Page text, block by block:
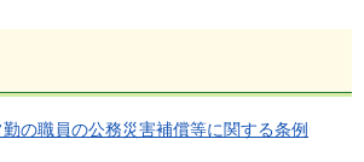
の職員の公務災害補償等に関する条例